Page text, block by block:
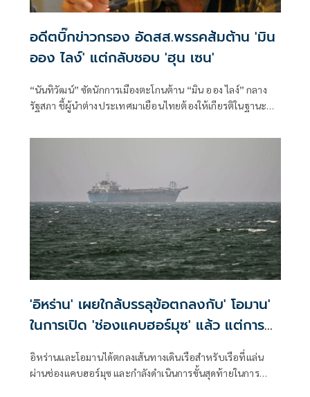
อดีตบิ๊กข่าวกรอง อัดสส.พรรคส้มต้าน 'มิน
ออง ไลง์' แต่กลับชอบ 'ฮุน เซน'
“นันทิวัฒน์” ซัดนักการเมืองตะโกนต้าน “มิน ออง ไลง์” กลาง
รัฐสภา ชี้ผู้นำต่างประเทศมาเยือนไทยต้องให้เกียรติในฐานะ
เมียนมาตามตะวันตก แต่กลับเสนอเปิดด่านเป็นเพื่อนบ้านที่ดี
'อิหร่าน' เผยใกล้บรรลุข้อตกลงกับ' โอมาน'
ในการเปิด 'ช่องแคบฮอร์มุซ' แล้ว แต่การ
อิหร่านและโอมานได้ตกลงเส้นทางเดินเรือสำหรับเรือที่แล่น
ผ่านช่องแคบฮอร์มุซ และกำลังดำเนินการขั้นสุดท้ายในการ